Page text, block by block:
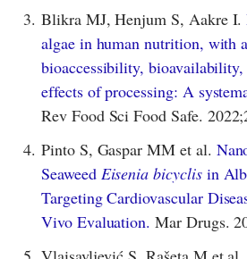
3. Blikra MJ, Henjum S, Aakre I.
algae in human nutrition, with
bioaccessibility, bioavailability,
effects of processing: A
Rev Food Sci Food Safe.
4. Pinto S, Gaspar MM et al.
Seaweed Eisenia bicyclisin
Targeting Cardiovascular
Vivo Evaluation. Mar Drugs.